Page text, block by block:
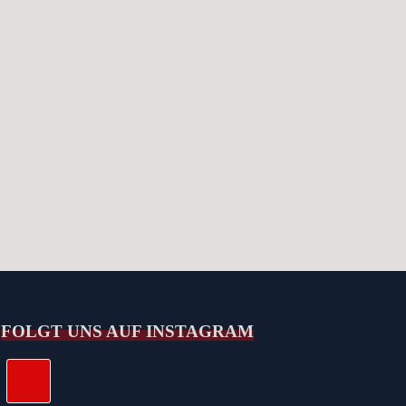
FOLGT UNS AUF INSTAGRAM